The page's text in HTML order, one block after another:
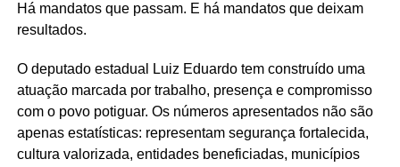
Há mandatos que passam. E há mandatos que deixam
resultados.
O deputado estadual Luiz Eduardo tem construído uma
atuação marcada por trabalho, presença e compromisso
com o povo potiguar. Os números apresentados não são
apenas estatísticas: representam segurança fortalecida,
cultura valorizada, entidades beneficiadas, municípios